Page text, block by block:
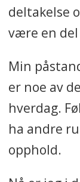
deltakelse
være en
Min
er noe av
hverdag.
ha andre
opphold.